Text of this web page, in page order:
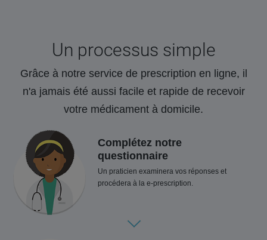
Un processus simple
Grâce à notre service de prescription en ligne, il
n'a jamais été aussi facile et rapide de recevoir
votre médicament à domicile.
Complétez notre
questionnaire
Un praticien examinera vos réponses et
procédera à la e-prescription.